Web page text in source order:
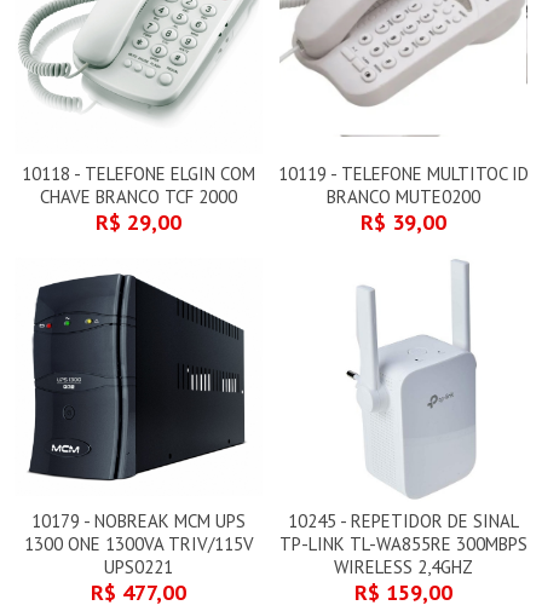
10118 - TELEFONE ELGIN COM
CHAVE BRANCO TCF 2000
R$ 29,00
10119 - TELEFONE MULTITOC ID
BRANCO MUTE0200
R$ 39,00
10179 - NOBREAK MCM UPS
1300 ONE 1300VA TRIV/115V
UPS0221
R$ 477,00
10245 - REPETIDOR DE SINAL
TP-LINK TL-WA855RE 300MBPS
WIRELESS 2,4GHZ
R$ 159,00